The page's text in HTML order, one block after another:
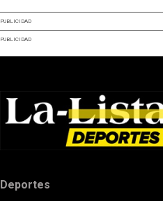
PUBLICIDAD
PUBLICIDAD
Deportes